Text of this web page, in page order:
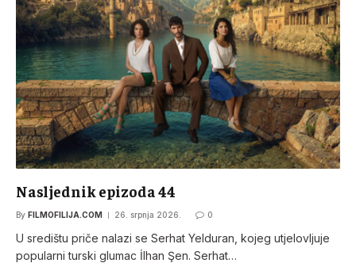
Nasljednik epizoda 44
By FILMOFILIJA.COM 26. srpnja 2026. 0
U središtu priče nalazi se Serhat Yelduran, kojeg utjelovljuje
popularni turski glumac İlhan Şen. Serhat…